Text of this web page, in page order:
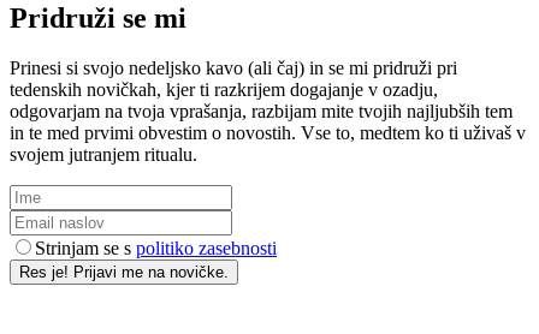
Pridruži se mi
Prinesi si svojo nedeljsko kavo (ali čaj) in se mi pridruži pri
tedenskih novičkah, kjer ti razkrijem dogajanje v ozadju,
odgovarjam na tvoja vprašanja, razbijam mite tvojih najljubših tem
in te med prvimi obvestim o novostih. Vse to, medtem ko ti uživaš v
svojem jutranjem ritualu.
Strinjam se s politiko zasebnosti
Res je! Prijavi me na novičke.